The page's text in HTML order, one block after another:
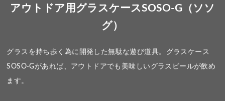
アウトドア用グラスケースSOSO-G（ソソ
グ）
グラスを持ち歩く為に開発した無駄な遊び道具。グラスケース
SOSO-Gがあれば、アウトドアでも美味しいグラスビールが飲め
ます。